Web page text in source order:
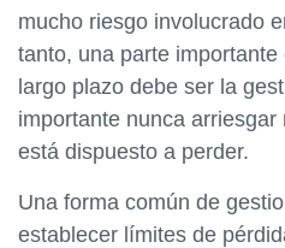
mucho riesgo involucrado
tanto, una parte
largo plazo debe ser la
importante nunca
está dispuesto a perder.
Una forma común de
establecer límites de